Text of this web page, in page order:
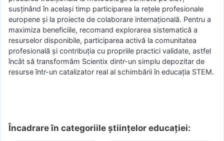
susținând în același timp participarea la rețele profesionale
europene și la proiecte de colaborare internațională. Pentru a
maximiza beneficiile, recomand explorarea sistematică a
resurselor disponibile, participarea activă la comunitatea
profesională și contribuția cu propriile practici validate, astfel
încât să transformăm Scientix dintr-un simplu depozitar de
resurse într-un catalizator real al schimbării în educația STEM.
Încadrare în categoriile științelor educației: